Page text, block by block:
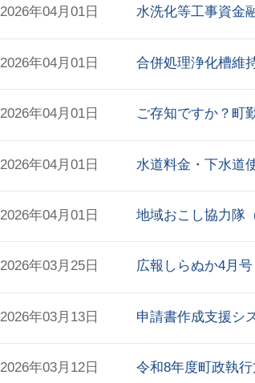
2026年04月01日 水洗化等工事資金
2026年04月01日 合併処理浄化槽維
2026年04月01日 ご存知ですか？町
2026年04月01日 水道料金・下水道
2026年04月01日 地域おこし協力隊
2026年03月25日 広報しらぬか4月号
2026年03月13日 申請書作成支援シ
2026年03月12日 令和8年度町政執